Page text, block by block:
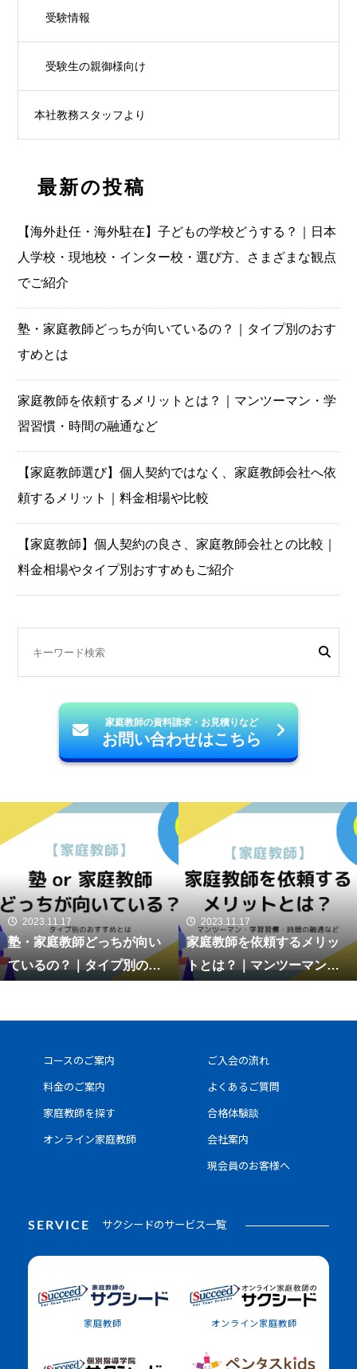
受験情報
受験生の親御様向け
本社教務スタッフより
最新の投稿
【海外赴任・海外駐在】子どもの学校どうする？｜日本
人学校・現地校・インター校・選び方、さまざまな観点
でご紹介
塾・家庭教師どっちが向いているの？｜タイプ別のおす
すめとは
家庭教師を依頼するメリットとは？｜マンツーマン・学
習習慣・時間の融通など
【家庭教師選び】個人契約ではなく、家庭教師会社へ依
頼するメリット｜料金相場や比較
【家庭教師】個人契約の良さ、家庭教師会社との比較｜
料金相場やタイプ別おすすめもご紹介
家庭教師の資料請求・お見積りなど
お問い合わせはこちら
2023.11.17
塾・家庭教師どっちが向い
ているの？｜タイプ別のお
2023.11.17
家庭教師を依頼するメリッ
トとは？｜マンツーマン・
コースのご案内
料金のご案内
家庭教師を探す
オンライン家庭教師
ご入会の流れ
よくあるご質問
合格体験談
会社案内
現会員のお客様へ
SERVICE サクシードのサービス一覧
家庭教師 オンライン家庭教師